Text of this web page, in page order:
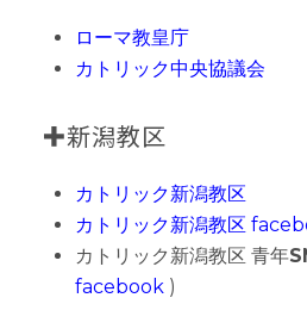
ローマ教皇庁
カトリック中央協議会
✚新潟教区
カトリック新潟教区
カトリック新潟教区
カトリック新潟教区 青年
facebook )